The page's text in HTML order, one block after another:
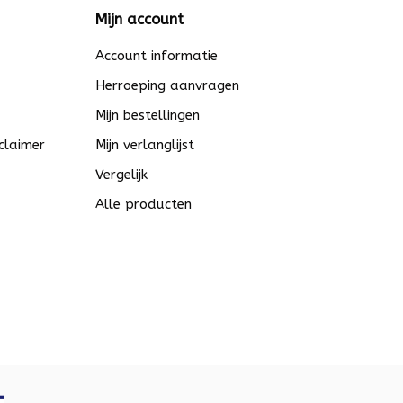
Mijn account
Account informatie
Herroeping aanvragen
Mijn bestellingen
Mijn verlanglijst
Vergelijk
Alle producten